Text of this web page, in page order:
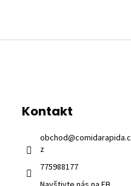
Kontakt
obchod@comidarapida.c
z
775988177